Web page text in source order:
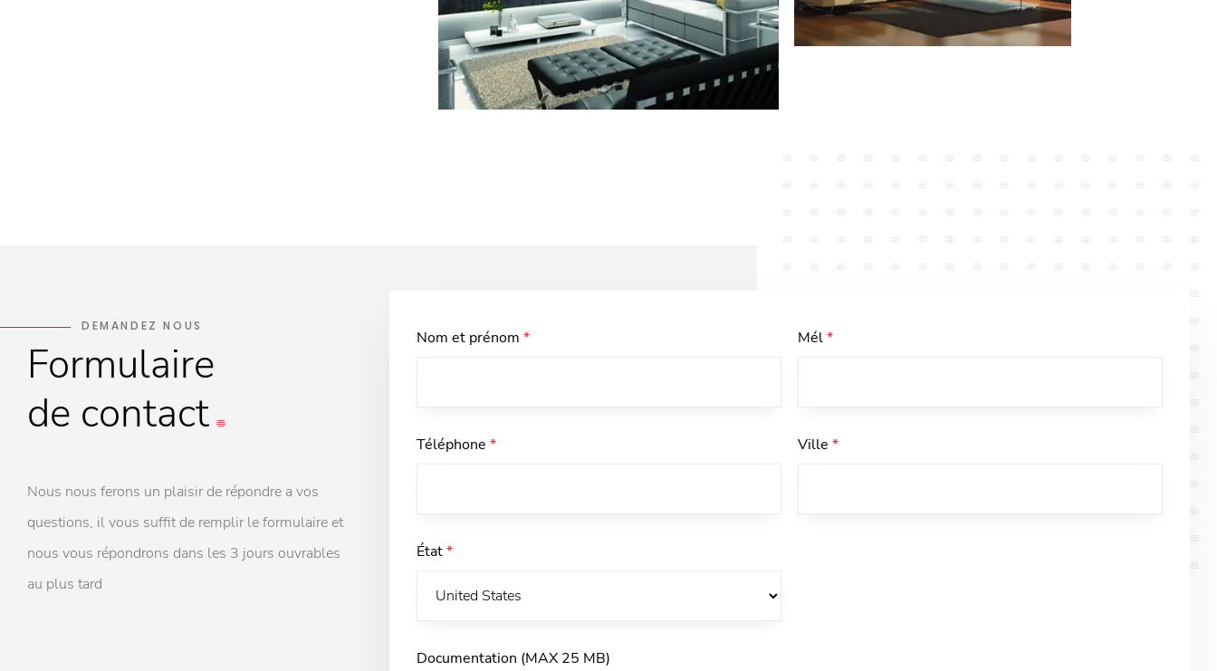
DEMANDEZ NOUS
Formulaire
de contact
Nous nous ferons un plaisir de répondre a vos
questions, il vous suffit de remplir le formulaire et
nous vous répondrons dans les 3 jours ouvrables
au plus tard
Nom et prénom * Mél*
Téléphone * Ville*
État*
Documentation (MAX 25 MB)